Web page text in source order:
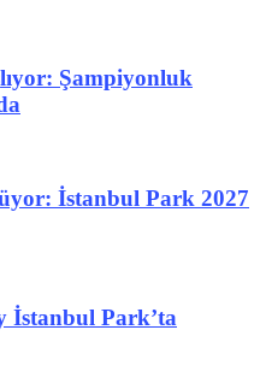
Şampiyonluk
İstanbul Park 2027
İstanbul Park’ta